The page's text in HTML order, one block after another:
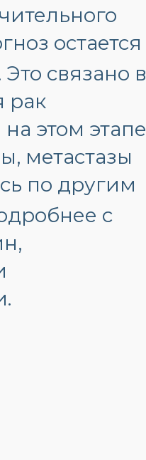
остается
Это связано в
рак
этом этапе
метастазы
по другим
с